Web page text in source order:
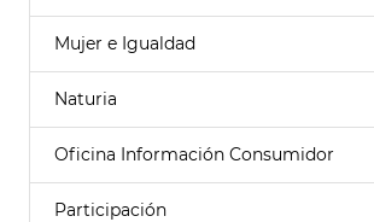
Mujer e Igualdad
Naturia
Oficina Información Consumidor
Participación